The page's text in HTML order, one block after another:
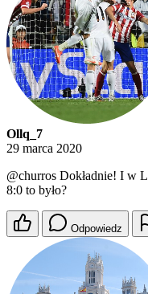
Ollq_7
29 marca 2020
@churros Dokładnie! I w
8:0 to było?
Odpowiedz